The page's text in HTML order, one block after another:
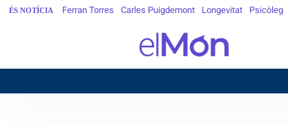
ÉS NOTÍCIA Ferran Torres Carles Puigdemont Longevitat Psicòleg